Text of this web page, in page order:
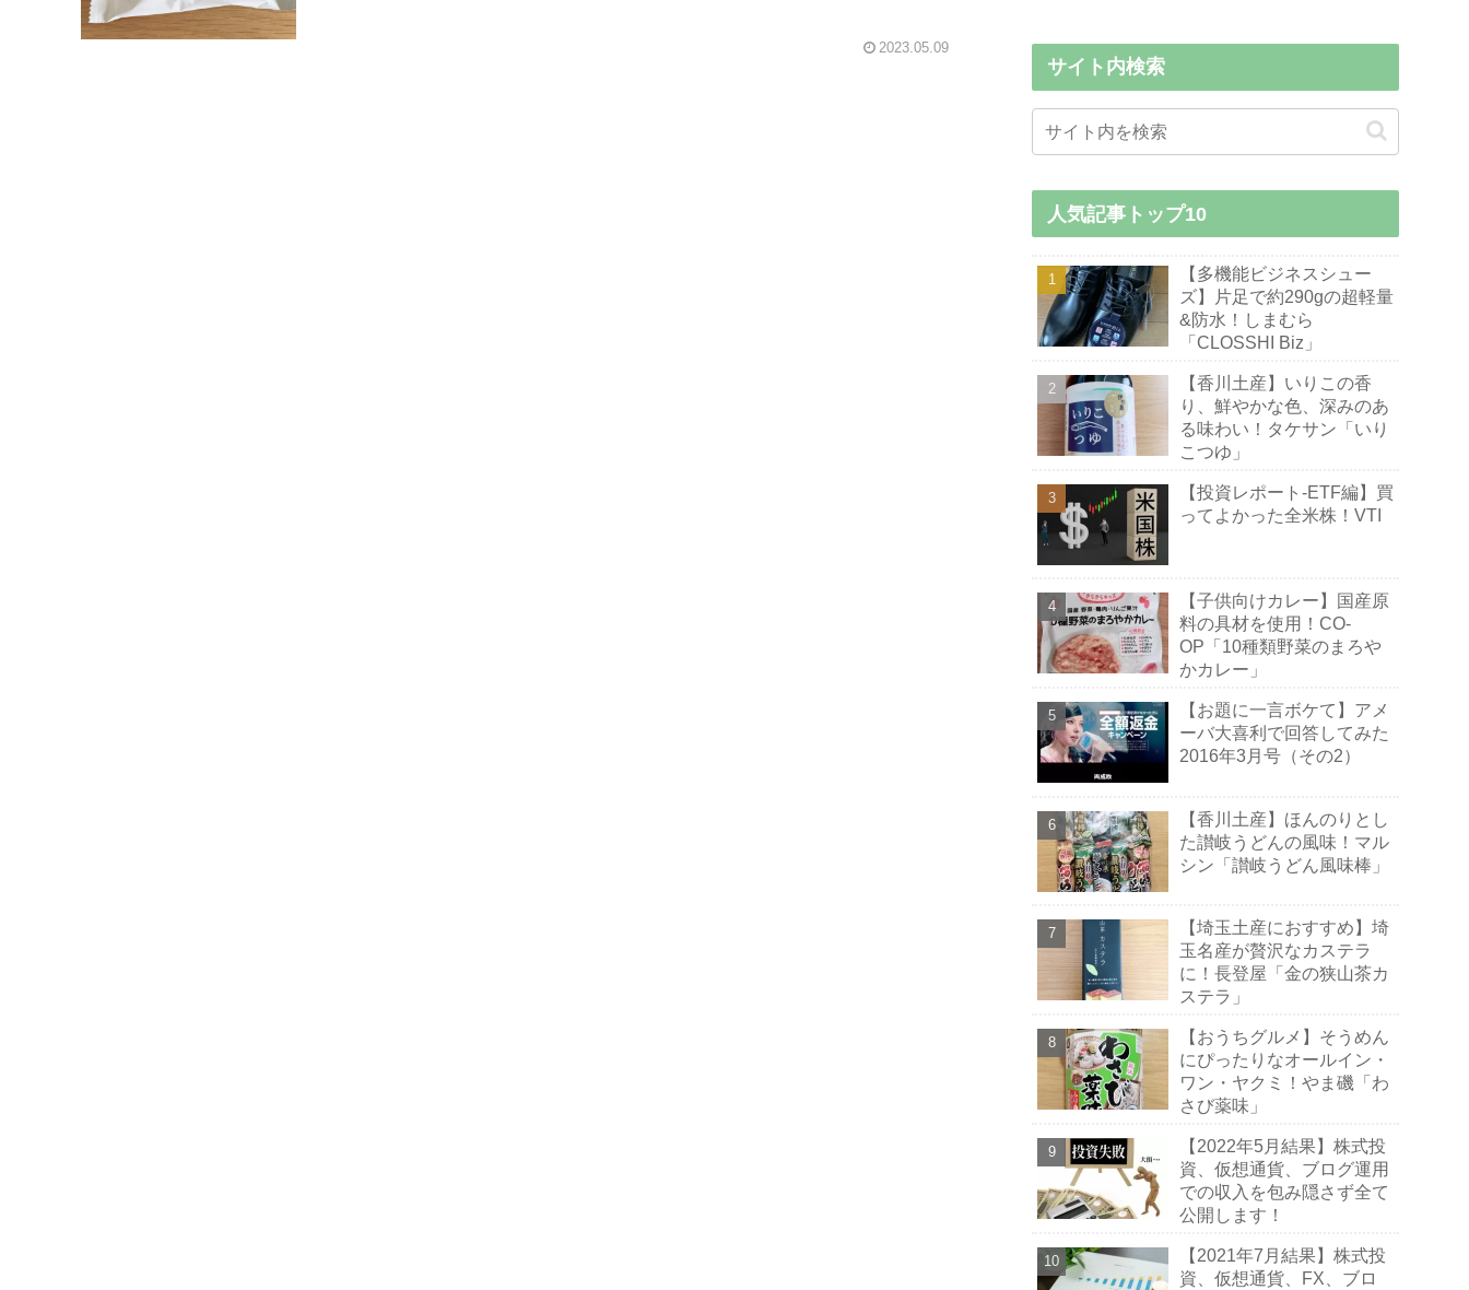
2023.05.09
サイト内検索
人気記事トップ10
【多機能ビジネスシュー
ズ】片足で約290gの超軽量
&防水！しまむら
「CLOSSHI Biz」
【香川土産】いりこの香
り、鮮やかな色、深みのあ
る味わい！タケサン「いり
こつゆ」
【投資レポート-ETF編】買
ってよかった全米株！VTI
【子供向けカレー】国産原
料の具材を使用！CO-
OP「10種類野菜のまろや
かカレー」
【お題に一言ボケて】アメ
ーバ大喜利で回答してみた
2016年3月号（その2）
【香川土産】ほんのりとし
た讃岐うどんの風味！マル
シン「讃岐うどん風味棒」
【埼玉土産におすすめ】埼
玉名産が贅沢なカステラ
に！長登屋「金の狭山茶カ
ステラ」
【おうちグルメ】そうめん
にぴったりなオールイン・
ワン・ヤクミ！やま磯「わ
さび薬味」
【2022年5月結果】株式投
資、仮想通貨、ブログ運用
での収入を包み隠さず全て
公開します！
【2021年7月結果】株式投
資、仮想通貨、FX、ブロ